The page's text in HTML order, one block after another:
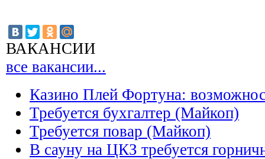
ВАКАНСИИ
все вакансии...
Казино Плей Фортуна:
Требуется бухгалтер (Майкоп)
Требуется повар (Майкоп)
В сауну на ЦКЗ требуется